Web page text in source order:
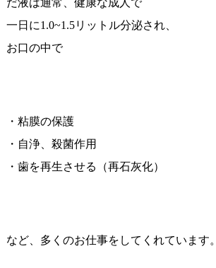
だ液は通常、健康な成人で
一日に1.0~1.5リットル分泌され、
お口の中で
・粘膜の保護
・自浄、殺菌作用
・歯を再生させる（再石灰化）
など、多くのお仕事をしてくれています。